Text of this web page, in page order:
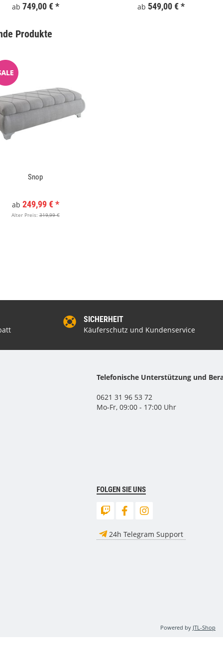
ab 749,00 € * ab 549,00 € *
Produkte
Snop
ab 249,99 € *
Alter Preis:319,99 €
SICHERHEIT
Käuferschutz und Kundenservice
Telefonische Unterstützung und
0621 31 96 53 72
Mo-Fr, 09:00 - 17:00 Uhr
FOLGEN SIE UNS
24h Telegram Support
Powered by JTL-Shop